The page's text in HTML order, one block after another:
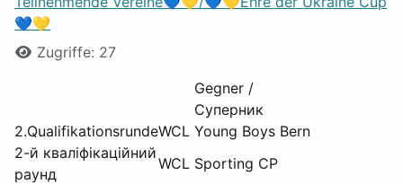
💙💛
Zugriffe: 27
Gegner /
2.QualifikationsrundeWCL Young Boys Bern
2-й кваліфікаційний
раунд
WCL Sporting CP